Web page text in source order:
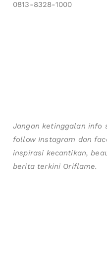
0813-8328-1000
Jangan ketinggalan info
follow Instagram dan
inspirasi kecantikan,
berita terkini Oriflame.